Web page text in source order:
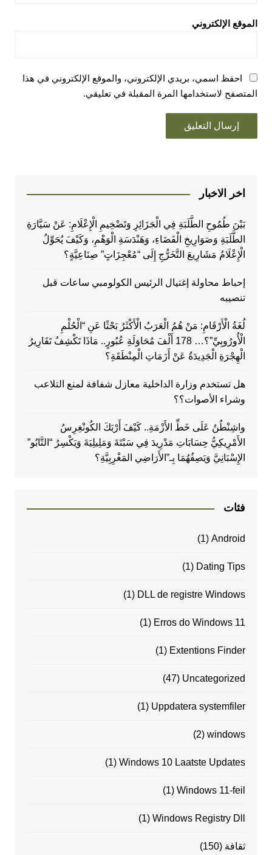
الموقع الإلكتروني
احفظ اسمي، بريدي الإلكتروني، والموقع الإلكتروني في هذا
المتصفح لاستخدامها المرة المقبلة في تعليقي.
اخر الاخبار
بَيْنَ طُمُوحِ الطَّلَبَةِ فِي الْجَزَائِرِ وَتَضْخِيمِ الْإِعْلَامِ: عَنْ سَيَّارَةِ
الطَّلَبَةِ وَصَوَارِيخِ الْفَضَاءِ، وَهَنْدَسَةِ الْوَهْمِ، وَكَيْفَ يُحَوِّلُ
الْإِعْلَامُ مَشَارِيعَ التَّخَرُّجِ إِلَى “مُعْجِزَاتٍ” صِنَاعِيَّةٍ؟
إحباط محاولة إغتيال الرئيس الكولومبي ساعات قبل
تنصيبه
لُغَةُ الْأَرْقَامِ: مَنْ هُمُ الْعَرَبُ الْأَكْثَرُ بَحْثًا عَنِ “الْحُلْمِ
الْأُورُوبِيِّ”؟… 178 أَلْفَ مُحَاوَلَةِ عُبُورٍ.. مَاذَا تَكْشِفُ تَقَارِيرُ
الْهِجْرَةِ الْجَدِيدَةُ عَنْ أَزَمَاتِ الْمِنْطَقَةِ؟
هل تستخدم وزارة الداخلية معازل شفافة لمنع التلاعب
وشراء الأصوات؟؟
واشِنْطُنُ عَلَى خَطِّ الأَزْمَةِ.. كَيْفَ أَرْبَكَ الكُونْغِرِسُ
الأَمْرِيكِيُّ حِسَابَاتِ مَدْرِيدَ فِي سَبْتَةَ وَمَلِيلِيَةَ وَيَكْسِرُ “التَّابُو”
الإِسْبَانِيَّ وَيَصِفُهُمَا بِـ”الأَرَاضِي المَغْرِبِيَّةِ؟
فئات
Android
(1)
Dating Tips
(1)
DLL de registre Windows
(1)
Erros do Windows 11
(1)
Extentions Finder
(1)
Uncategorized
(47)
Uppdatera systemfiler
(1)
windows
(2)
Windows 10 Laatste Updates
(1)
Windows 11-feil
(1)
Windows Registry Dll
(1)
ثقافة (150)